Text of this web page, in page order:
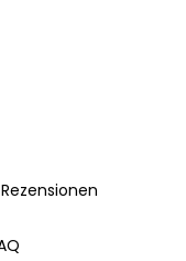
Rezensionen